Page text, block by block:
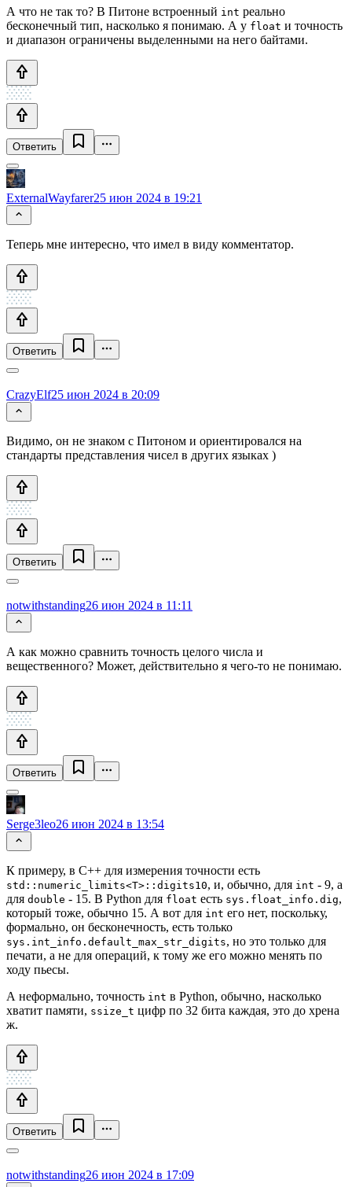
А что не так то? В Питоне встроенный int реально
бесконечный тип, насколько я понимаю. А у float и точность
и диапазон ограничены выделенными на него байтами.
Ответить
ExternalWayfarer25 июн 2024 в 19:21
Теперь мне интересно, что имел в виду комментатор.
Ответить
CrazyElf25 июн 2024 в 20:09
Видимо, он не знаком с Питоном и ориентировался на
стандарты представления чисел в других языках )
Ответить
notwithstanding26 июн 2024 в 11:11
А как можно сравнить точность целого числа и
вещественного? Может, действительно я чего-то не понимаю.
Ответить
Serge3leo26 июн 2024 в 13:54
К примеру, в C++ для измерения точности есть
std::numeric_limits<T>::digits10, и, обычно, для int - 9, а
для double - 15. В Python для float есть sys.float_info.dig,
который тоже, обычно 15. А вот для int его нет, поскольку,
формально, он бесконечность, есть только
sys.int_info.default_max_str_digits, но это только для
печати, а не для операций, к тому же его можно менять по
ходу пьесы.
А неформально, точность int в Python, обычно, насколько
хватит памяти, ssize_t цифр по 32 бита каждая, это до хрена
ж.
Ответить
notwithstanding26 июн 2024 в 17:09